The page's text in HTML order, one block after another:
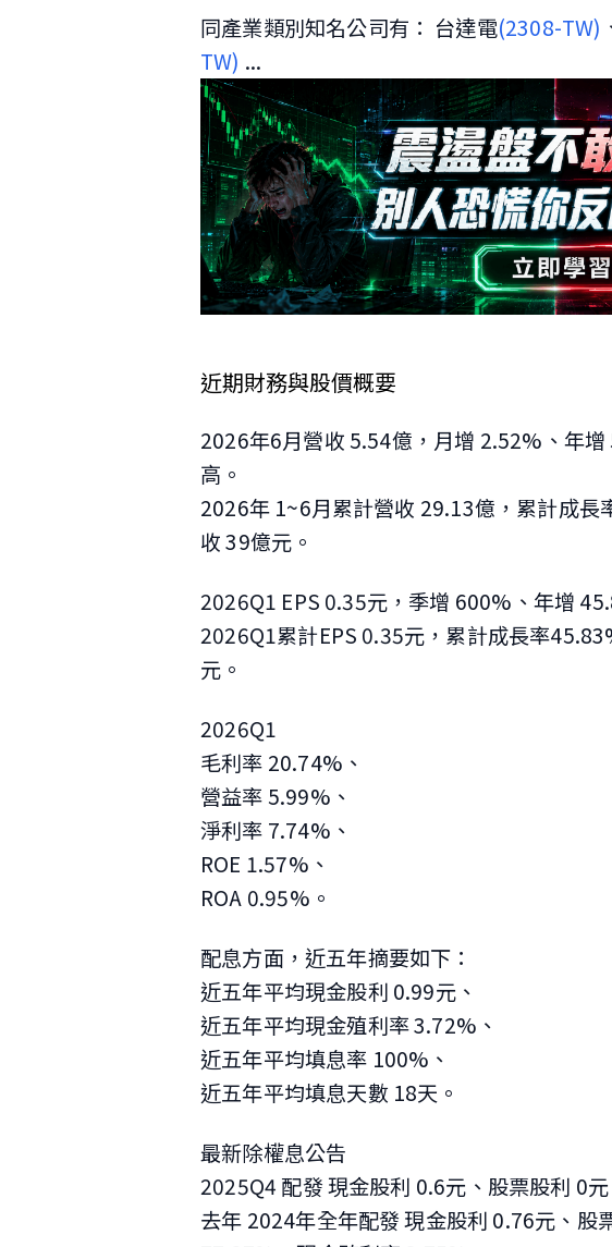
同產業類別知名公司有： 台達電(2308-TW)
TW) ...
近期財務與股價概要
2026年6月營收 5.54億，月增 2.52%、年
高 。
2026年 1~6月累計營收 29.13億，累計成長
收 39億元。
2026Q1 EPS 0.35元，季增 600%、年增
2026Q1累計EPS 0.35元，累計成長率
元。
2026Q1
毛利率 20.74%、
營益率 5.99%、
淨利率 7.74%、
ROE 1.57%、
ROA 0.95%。
配息方面，近五年摘要如下：
近五年平均現金股利 0.99元、
近五年平均現金殖利率 3.72%、
近五年平均填息率 100%、
近五年平均填息天數 18天。
最新除權息公告
2025Q4 配發 現金股利 0.6元、股票股利 0
去年 2024年全年配發 現金股利 0.76元、股